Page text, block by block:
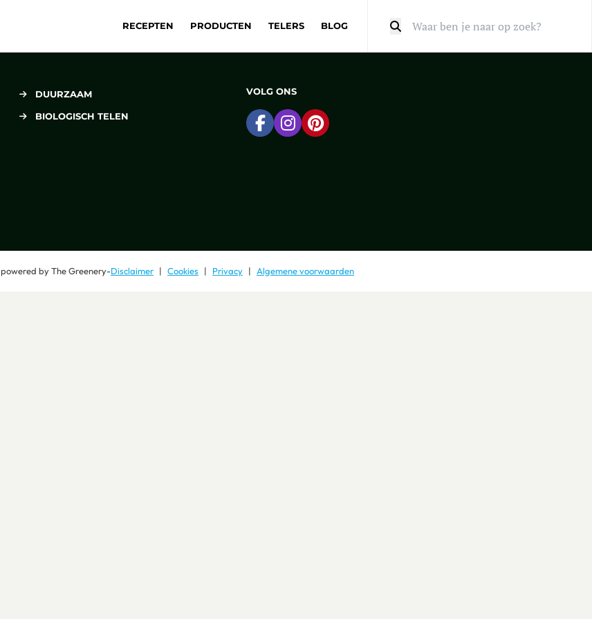
RECEPTEN PRODUCTEN TELERS BLOG
DUURZAAM
BIOLOGISCH TELEN
VOLG ONS
Ga naar Facebook
Ga naar Instagram
Ga naar Pinterest
powered byThe Greenery-Disclaimer Cookies Privacy Algemene voorwaarden